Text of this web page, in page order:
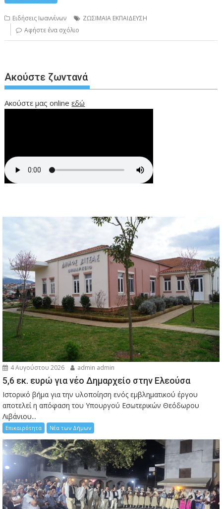
Ειδήσεις Ιωαννίνων
ΖΩΣΙΜΑΙΑ ΕΚΠΑΙΔΕΥΣΗ
Αφήστε ένα σχόλιο
Ακούστε ζωντανά
Ακούστε μας onlineεδώ
4 Αυγούστου 2026 admin admin
5,6 εκ. ευρώ για νέο Δημαρχείο στην Ελεούσα
Ιστορικό βήμα για την υλοποίηση ενός εμβληματικού έργου
αποτελεί η απόφαση του Υπουργού Εσωτερικών Θεόδωρου
Λιβάνιου...
Επικαιρότητα Νέα των Δήμων